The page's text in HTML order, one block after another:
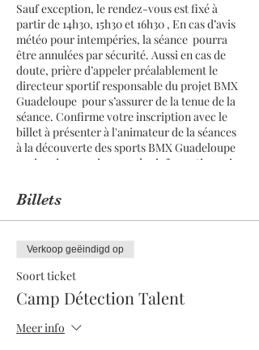
Sauf exception, le rendez-vous est fixé à
partir de 14h30, 15h30 et 16h30 , En cas d’avis
météo pour intempéries, la séance pourra
être annulées par sécurité. Aussi en cas de
doute, prière d’appeler préalablement le
directeur sportif responsable du projet BMX
Guadeloupe pour s’assurer de la tenue de la
séance. Confirme votre inscription avec le
billet à présenter à l'animateur de la séances
à la découverte des sports BMX Guadeloupe
avoir pris connaissance des informations ci-
Billets
Verkoop geëindigd op
Soort ticket
Camp Détection Talent
Meer info